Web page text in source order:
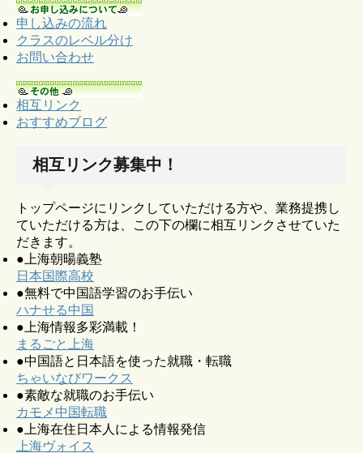
申し込みの流れ
クラスのレベル分け
お問い合わせ
相互リンク
おすすめブログ
相互リンク募集中！
トップページにリンクしていただける方や、業務提携し
ていただける方は、この下の欄に相互リンクさせていた
だきます。
●上海朝暘義塾
日本国際高校
●無料で中国語学習のお手伝い
ハナせる中国
●上海情報多彩満載！
まるごと上海
●中国語と日本語を使った就職・転職
ちゃいなびワークス
●素敵な就職のお手伝い
カモメ中国転職
●上海在住日本人による情報発信
上海ヴォイス